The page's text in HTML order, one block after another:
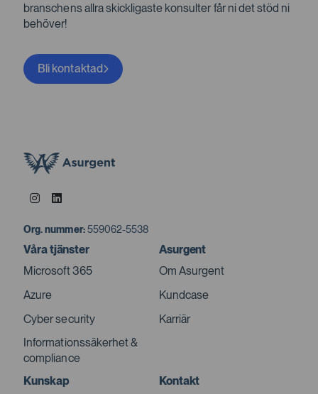
branschens allra skickligaste konsulter får ni det stöd ni
behöver!
Bli kontaktad
Org. nummer:559062-5538
Våra tjänster
Microsoft 365
Azure
Cyber security
Informationssäkerhet &
compliance
Asurgent
Om Asurgent
Kundcase
Karriär
Kunskap Kontakt